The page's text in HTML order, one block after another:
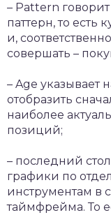
– Pattern говорит
паттерн, то есть
и,
совершать –
– Age указывает
отобразить
наиболее
позиций;
– последний
графики по
инструментам в
таймфрейма. То